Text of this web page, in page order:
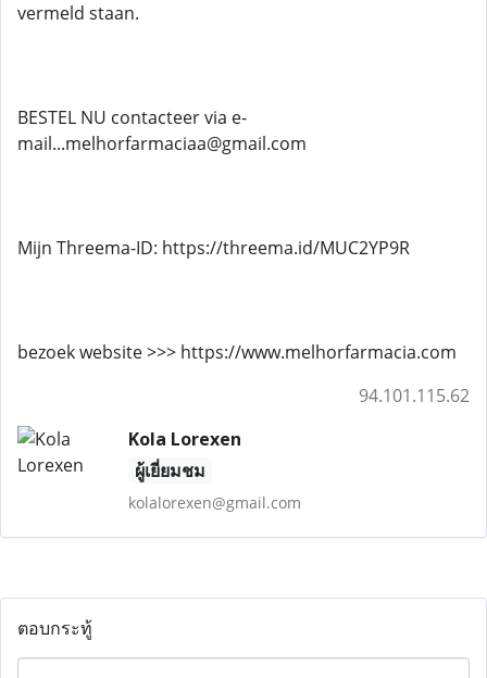
vermeld staan.
BESTEL NU contacteer via e-
mail...melhorfarmaciaa@gmail.com
Mijn Threema-ID: https://threema.id/MUC2YP9R
bezoek website >>> https://www.melhorfarmacia.com
94.101.115.62
Kola Lorexen
ผู้เยี่ยมชม
kolalorexen@gmail.com
ตอบกระทู้